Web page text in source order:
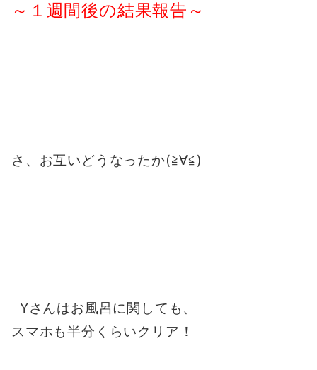
～１週間後の結果報告～
さ、お互いどうなったか(≧∀≦)
Yさんはお風呂に関しても、
スマホも半分くらいクリア！